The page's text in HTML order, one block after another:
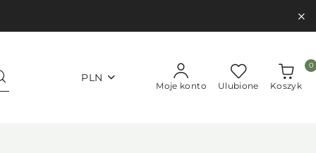
PLN
Moje konto Ulubione Koszyk
0